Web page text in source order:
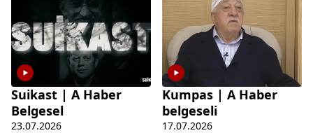
Suikast | A Haber
Belgesel
23.07.2026
Kumpas | A Haber
belgeseli
17.07.2026